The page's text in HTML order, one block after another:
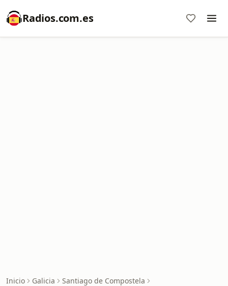
Radios.com.es
Inicio Galicia
Santiago de Compostela